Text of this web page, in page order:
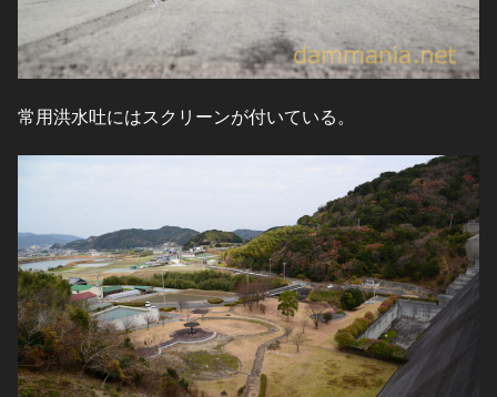
常用洪水吐にはスクリーンが付いている。